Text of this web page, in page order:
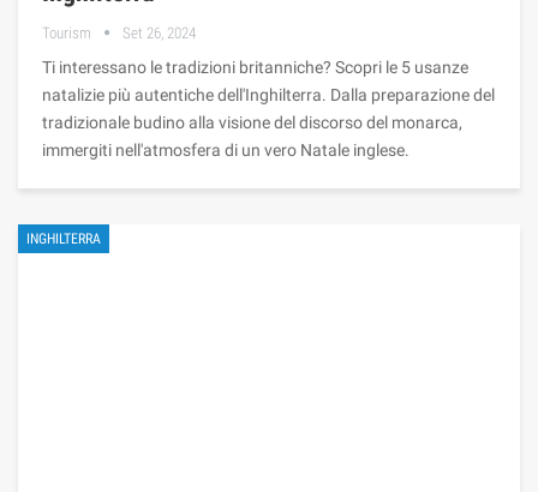
Tourism Set 26, 2024
Ti interessano le tradizioni britanniche? Scopri le 5 usanze
natalizie più autentiche dell'Inghilterra. Dalla preparazione del
tradizionale budino alla visione del discorso del monarca,
immergiti nell'atmosfera di un vero Natale inglese.
INGHILTERRA